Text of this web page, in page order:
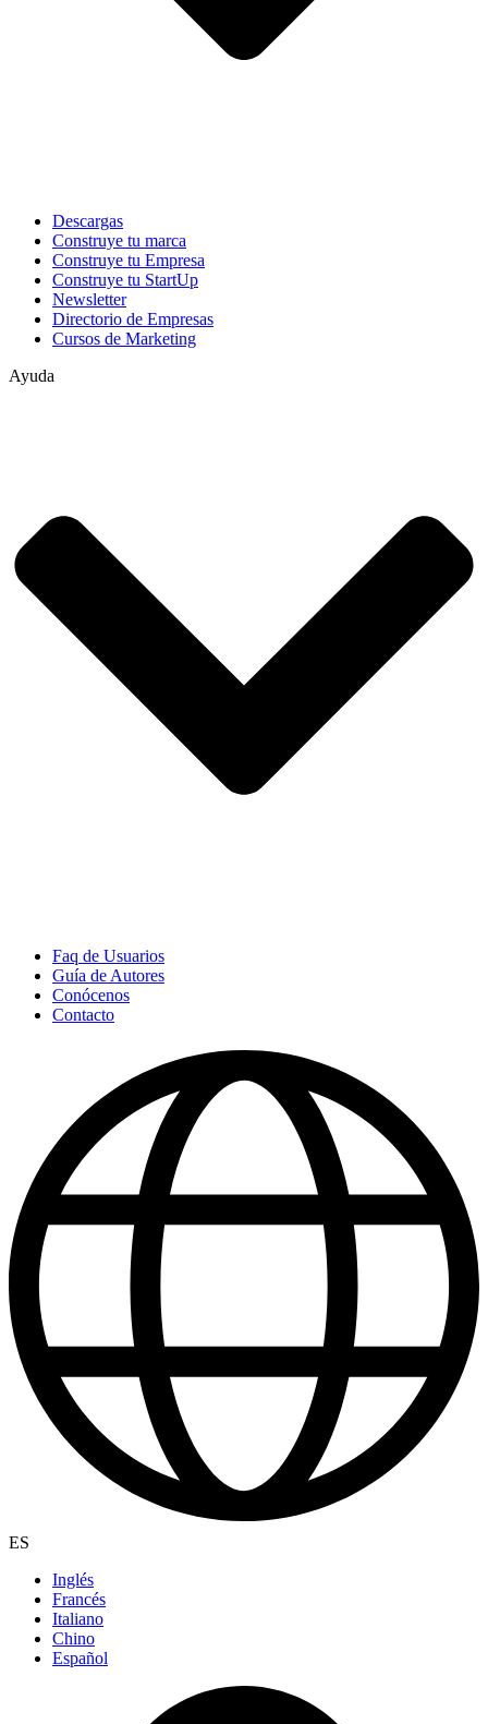
Descargas
Construye tu marca
Construye tu Empresa
Construye tu StartUp
Newsletter
Directorio de Empresas
Cursos de Marketing
Ayuda
Faq de Usuarios
Guía de Autores
Conócenos
Contacto
ES
Inglés
Francés
Italiano
Chino
Español